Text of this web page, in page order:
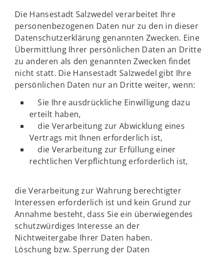
Die Hansestadt Salzwedel verarbeitet Ihre
personenbezogenen Daten nur zu den in dieser
Datenschutzerklärung genannten Zwecken. Eine
Übermittlung Ihrer persönlichen Daten an Dritte
zu anderen als den genannten Zwecken findet
nicht statt. Die Hansestadt Salzwedel gibt Ihre
persönlichen Daten nur an Dritte weiter, wenn:
Sie Ihre ausdrückliche Einwilligung dazu
erteilt haben,
die Verarbeitung zur Abwicklung eines
Vertrags mit Ihnen erforderlich ist,
die Verarbeitung zur Erfüllung einer
rechtlichen Verpflichtung erforderlich ist,
die Verarbeitung zur Wahrung berechtigter
Interessen erforderlich ist und kein Grund zur
Annahme besteht, dass Sie ein überwiegendes
schutzwürdiges Interesse an der
Nichtweitergabe Ihrer Daten haben.
Löschung bzw. Sperrung der Daten